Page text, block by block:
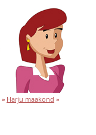
» Harju maakond »